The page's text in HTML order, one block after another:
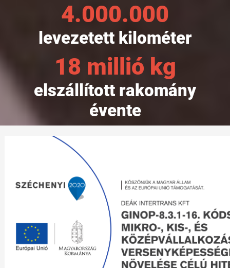
4.000.000
levezetett kilométer
18 millió kg
elszállított rakomány
évente